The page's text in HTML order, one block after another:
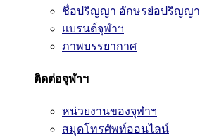
ชื่อปริญญา อักษรย่อปริญญา
แบรนด์จุฬาฯ
ภาพบรรยากาศ
ติดต่อจุฬาฯ
หน่วยงานของจุฬาฯ
สมุดโทรศัพท์ออนไลน์